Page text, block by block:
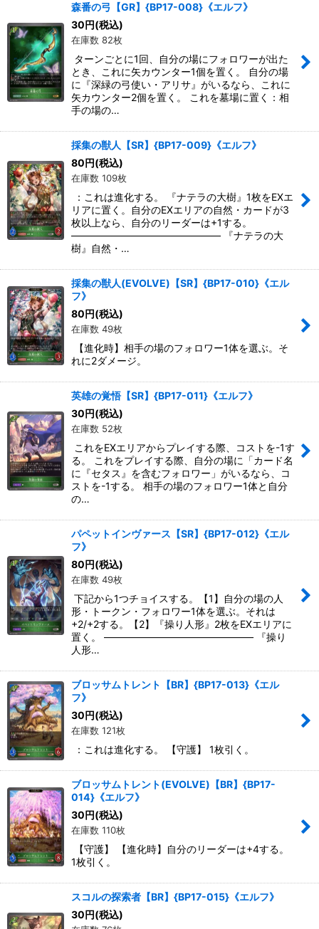
森番の弓【GR】{BP17-008}《エルフ》
30円(税込)
在庫数 82枚
ターンごとに1回、自分の場にフォロワーが出た
とき、これに矢カウンター1個を置く。 自分の場
に『深緑の弓使い・アリサ』がいるなら、これに
矢カウンター2個を置く。 これを墓場に置く：相
手の場の…
採集の獣人【SR】{BP17-009}《エルフ》
80円(税込)
在庫数 109枚
：これは進化する。 『ナテラの大樹』1枚をEXエ
リアに置く。自分のEXエリアの自然・カードが3
枚以上なら、自分のリーダーは+1する。
――――――――――――――― 『ナテラの大
樹』自然・…
採集の獣人(EVOLVE)【SR】{BP17-010}《エル
フ》
80円(税込)
在庫数 49枚
【進化時】相手の場のフォロワー1体を選ぶ。そ
れに2ダメージ。
英雄の覚悟【SR】{BP17-011}《エルフ》
30円(税込)
在庫数 52枚
これをEXエリアからプレイする際、コストを-1す
る。 これをプレイする際、自分の場に「カード名
に『セタス』を含むフォロワー」がいるなら、コ
ストを-1する。 相手の場のフォロワー1体と自分
の…
パペットインヴァース【SR】{BP17-012}《エル
フ》
80円(税込)
在庫数 49枚
下記から1つチョイスする。【1】自分の場の人
形・トークン・フォロワー1体を選ぶ。それは
+2/+2する。【2】『操り人形』2枚をEXエリアに
置く。 ――――――――――――――― 『操り
人形…
ブロッサムトレント【BR】{BP17-013}《エル
フ》
30円(税込)
在庫数 121枚
：これは進化する。 【守護】 1枚引く。
ブロッサムトレント(EVOLVE)【BR】{BP17-
014}《エルフ》
30円(税込)
在庫数 110枚
【守護】 【進化時】自分のリーダーは+4する。
1枚引く。
スコルの探索者【BR】{BP17-015}《エルフ》
30円(税込)